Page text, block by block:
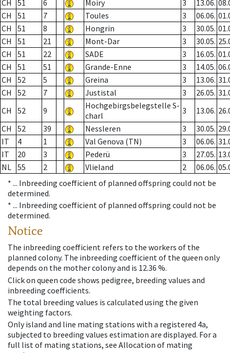
CH 51 6 Moiry 3 13.06.
CH
51 7 Toules 3 06.06.
CH
51 8 Hongrin 3 30.05.
CH
51 21 Mont-Dar 3 30.05.
CH
51 22 SADE 3 16.05.
CH
51 51 Grande-Enne 3 14.05.
CH
52 5 Greina 3 13.06.
CH
52 7 Justistal 3 26.05.
CH
52 9
Hochgebirgsbelegstelle S-
charl
3 13.06.
CH
52 39 Nessleren 3 30.05.
IT
4 1 Val Genova (TN) 3 06.06.
IT
20 3 Pederü 3 27.05.
NL 55 2 Vlieland 2 06.06.
* ... Inbreeding coefficient of planned offspring could not be
determined.
* ... Inbreeding coefficient of planned offspring could not be
determined.
Notice
The inbreeding coefficient refers to the workers of the
planned colony. The inbreeding coefficient of the queen only
depends on the mother colony and is 12.36 %.
Click on queen code shows pedigree, breeding values and
inbreeding coefficients.
The total breeding values is calculated using the given
weighting factors.
Only island and line mating stations with a registered 4a,
subjected to breeding values estimation are displayed. For a
full list of mating stations, see Allocation of mating